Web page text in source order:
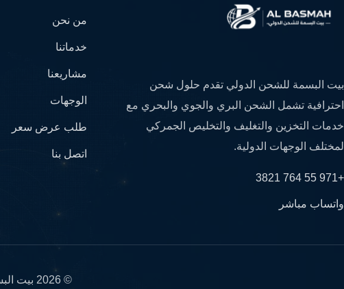
بيت البسمة للشحن الدولي تقدم حلول شحن
احترافية تشمل الشحن البري والجوي والبحري مع
خدمات التخزين والتغليف والتخليص الجمركي
لمختلف الوجهات الدولية.
+971 55 764 3821
واتساب مباشر
من نحن
خدماتنا
مشاريعنا
الوجهات
طلب عرض سعر
اتصل بنا
© 2026 بيت البسمة للشحن الدولي - جميع الحقوق محفوظة